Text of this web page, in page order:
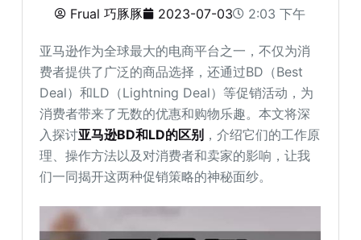
Frual 巧豚豚 2023-07-03 2:03 下午
亚马逊作为全球最大的电商平台之一，不仅为消
费者提供了广泛的商品选择，还通过BD（Best
Deal）和LD（Lightning Deal）等促销活动，为
消费者带来了无数的优惠和购物乐趣。本文将深
入探讨亚马逊BD和LD的区别 ，介绍它们的工作原
理、操作方法以及对消费者和卖家的影响，让我
们一同揭开这两种促销策略的神秘面纱。